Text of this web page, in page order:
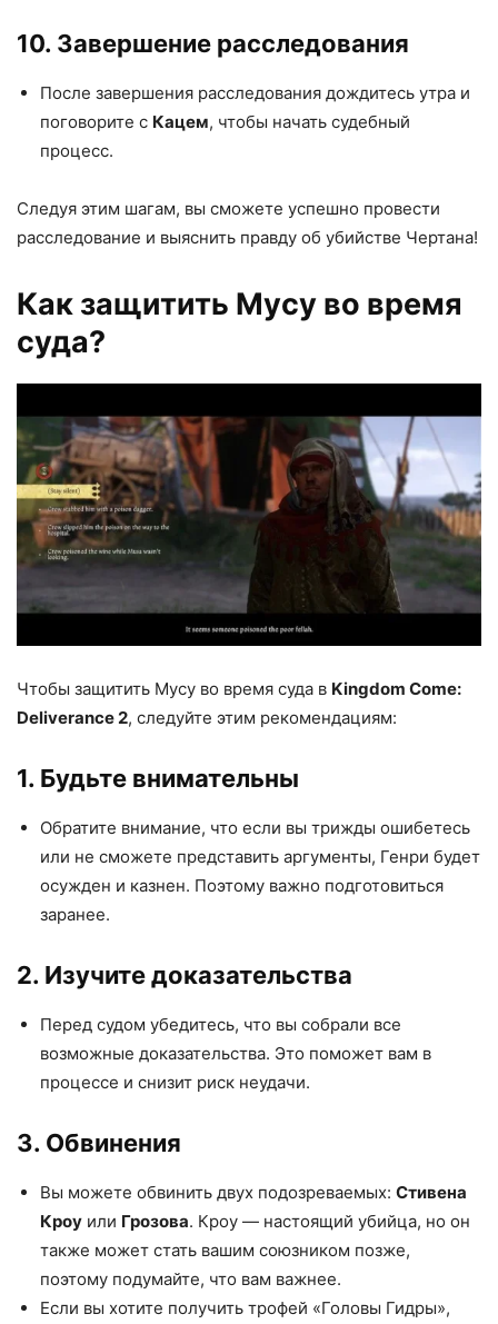
10. Завершение расследования
После завершения расследования дождитесь утра и
поговорите с Кацем, чтобы начать судебный
процесс.
Следуя этим шагам, вы сможете успешно провести
расследование и выяснить правду об убийстве Чертана!
Как защитить Мусу во время
суда?
Чтобы защитить Мусу во время суда в Kingdom Come:
Deliverance 2, следуйте этим рекомендациям:
1. Будьте внимательны
Обратите внимание, что если вы трижды ошибетесь
или не сможете представить аргументы, Генри будет
осужден и казнен. Поэтому важно подготовиться
заранее.
2. Изучите доказательства
Перед судом убедитесь, что вы собрали все
возможные доказательства. Это поможет вам в
процессе и снизит риск неудачи.
3. Обвинения
Вы можете обвинить двух подозреваемых: Стивена
Кроу или Грозова. Кроу — настоящий убийца, но он
также может стать вашим союзником позже,
поэтому подумайте, что вам важнее.
Если вы хотите получить трофей «Головы Гидры»,